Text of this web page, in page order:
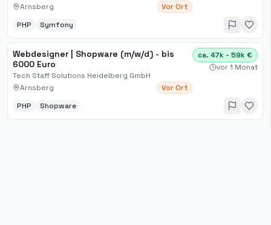
Arnsberg
Vor Ort
PHP Symfony
Webdesigner | Shopware (m/w/d) - bis
6000 Euro
Tech Staff Solutions Heidelberg GmbH
Arnsberg
Vor Ort
ca. 47k - 59k €
vor 1 Monat
PHP Shopware